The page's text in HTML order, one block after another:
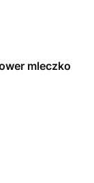
mleczko